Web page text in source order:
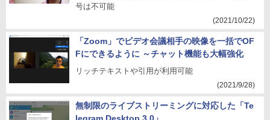
号は不可能
(2021/10/22)
「Zoom」でビデオ会議相手の映像を一括でOF
Fにできるように ～チャット機能も大幅強化
リッチテキストや引用が利用可能
(2021/9/28)
無制限のライブストリーミングに対応した「Te